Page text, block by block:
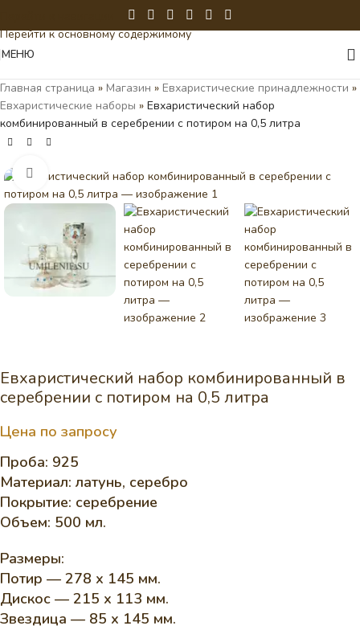
Перейти к основному содержимому
МЕНЮ
Главная страница » Магазин » Евхаристические принадлежности »
Евхаристические наборы » Евхаристический набор
комбинированный в серебрении с потиром на 0,5 литра
Нажмите, чтобы увеличить
Евхаристический набор комбинированный в
серебрении с потиром на 0,5 литра
Цена по запросу
Проба: 925
Материал: латунь, серебро
Покрытие: серебрение
Объем: 500 мл.
Размеры:
Потир — 278 х 145 мм.
Дискос — 215 х 113 мм.
Звездица — 85 х 145 мм.